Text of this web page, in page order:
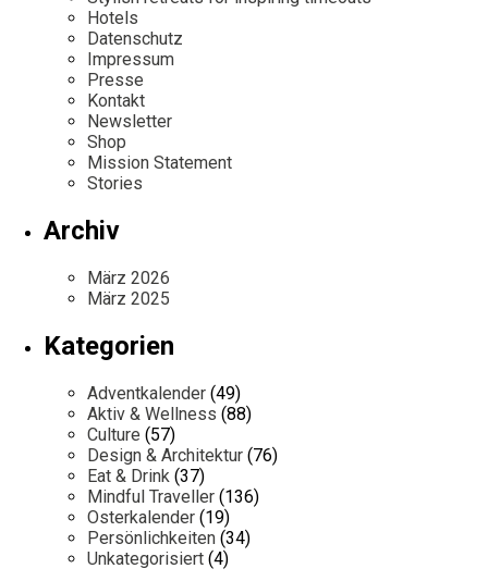
Hotels
Datenschutz
Impressum
Presse
Kontakt
Newsletter
Shop
Mission Statement
Stories
Archiv
März 2026
März 2025
Kategorien
Adventkalender (49)
Aktiv & Wellness (88)
Culture (57)
Design & Architektur (76)
Eat & Drink (37)
Mindful Traveller (136)
Osterkalender (19)
Persönlichkeiten (34)
Unkategorisiert (4)